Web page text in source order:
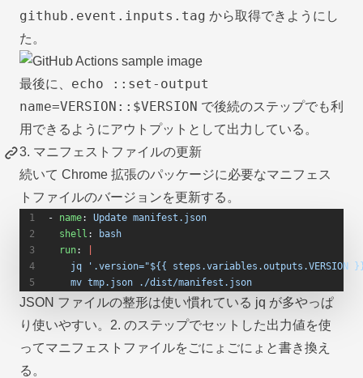
github.event.inputs.tag から取得できようにし
た。
最後に、 echo ::set-output
name=VERSION::$VERSION で後続のステップでも利
用できるようにアウトプットとして出力している。
3. マニフェストファイルの更新
続いて Chrome 拡張のパッケージに必要なマニフェス
トファイルのバージョンを更新する。
- name: Update manifest.json
  shell
:
bash
  run
:
jq '.version="${{ steps.variables.outputs.VERSION
    mv tmp.json ./dist/manifest.json
JSON ファイルの整形は使い慣れている jq が多やっぱ
り使いやすい。2. のステップでセットした出力値を使
ってマニフェストファイルをごにょごにょと書き換え
る。